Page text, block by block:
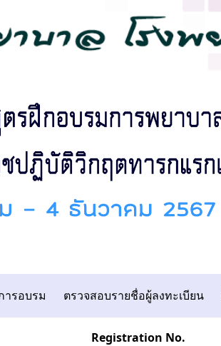
ารอบรม ตรวจสอบรายชื่อผู้ลงทะเบียน
Registration No.